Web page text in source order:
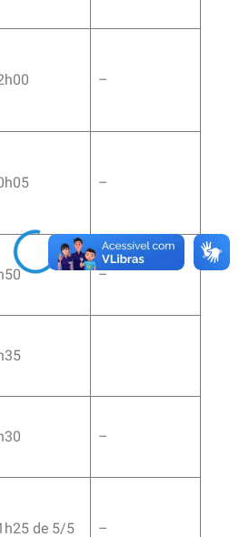
–
–
–
–
de 5/5 –